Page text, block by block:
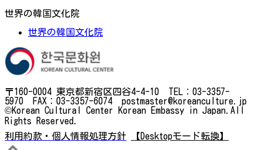
世界の韓国文化院
世界の韓国文化院
〒160-0004 東京都新宿区四谷4-4-10 TEL：03-3357-
5970 FAX：03-3357-6074 postmaster@koreanculture.jp
©Korean Cultural Center Korean Embassy in Japan.All
Rights Reserved.
利用約款・個人情報処理方針
【Desktopモード転換】